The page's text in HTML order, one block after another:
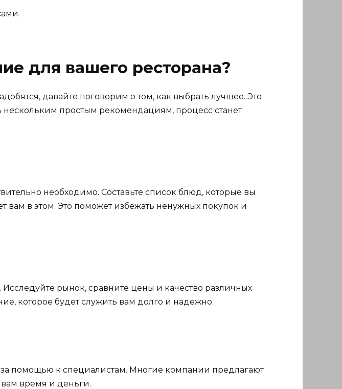
для вашего ресторана?
давайте поговорим о том, как выбрать лучшее. Это
нескольким простым рекомендациям, процесс станет
необходимо. Составьте список блюд, которые вы
вам в этом. Это поможет избежать ненужных покупок и
рынок, сравните цены и качество различных
которое будет служить вам долго и надежно.
помощью к специалистам. Многие компании предлагают
время и деньги.